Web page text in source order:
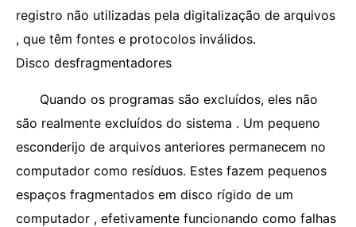
registro não utilizadas pela digitalização de arquivos
, que têm fontes e protocolos inválidos.
Disco desfragmentadores
Quando os programas são excluídos, eles não
são realmente excluídos do sistema . Um pequeno
esconderijo de arquivos anteriores permanecem no
computador como resíduos. Estes fazem pequenos
espaços fragmentados em disco rígido de um
computador , efetivamente funcionando como falhas